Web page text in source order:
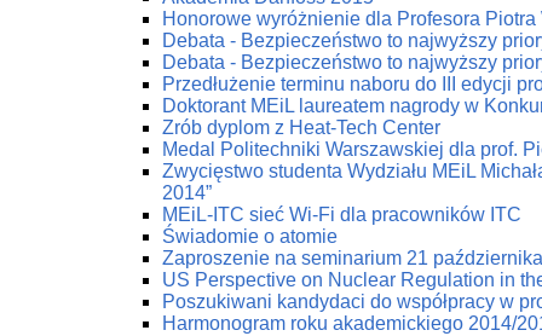
Honorowe wyróżnienie dla Profesora
Debata - Bezpieczeństwo to najwyższy
Debata - Bezpieczeństwo to najwyższy
Przedłużenie terminu naboru do III edycji
Doktorant MEiL laureatem nagrody w
Zrób dyplom z Heat-Tech Center
Medal Politechniki Warszawskiej dla prof.
Zwycięstwo studenta Wydziału MEiL
2014”
MEiL-ITC sieć Wi-Fi dla pracowników ITC
Świadomie o atomie
Zaproszenie na seminarium 21 października
US Perspective on Nuclear Regulation in
Poszukiwani kandydaci do współpracy w
Harmonogram roku akademickiego 2014/